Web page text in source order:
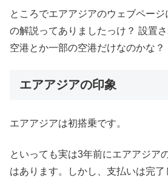
ところでエアアジアのウェブペー
の解説ってありましたっけ？ 設置
空港とか一部の空港だけなのかな？
エアアジアの印象
エアアジアは初搭乗です。
といっても実は3年前にエアアジア
はあります。しかし、支払いは完